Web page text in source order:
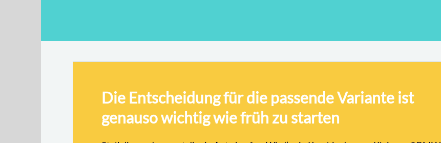
Die Entscheidung für die passende Variante ist
genauso wichtig wie früh zu starten